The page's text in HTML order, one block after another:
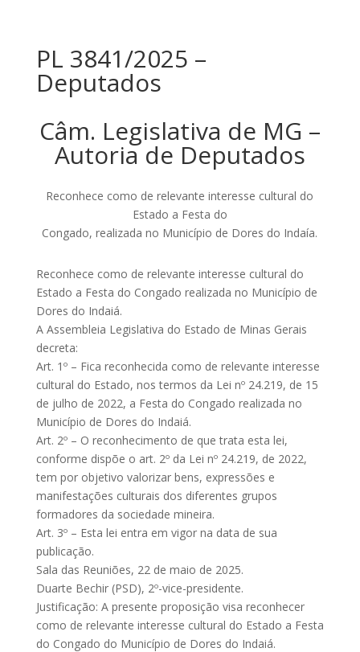
PL 3841/2025 –
Deputados
Câm. Legislativa de MG –
Autoria de Deputados
Reconhece como de relevante interesse cultural do
Estado a Festa do
Congado, realizada no Município de Dores do Indaía.
Reconhece como de relevante interesse cultural do
Estado a Festa do Congado realizada no Município de
Dores do Indaiá.
A Assembleia Legislativa do Estado de Minas Gerais
decreta:
Art. 1º – Fica reconhecida como de relevante interesse
cultural do Estado, nos termos da Lei nº 24.219, de 15
de julho de 2022, a Festa do Congado realizada no
Município de Dores do Indaiá.
Art. 2º – O reconhecimento de que trata esta lei,
conforme dispõe o art. 2º da Lei nº 24.219, de 2022,
tem por objetivo valorizar bens, expressões e
manifestações culturais dos diferentes grupos
formadores da sociedade mineira.
Art. 3º – Esta lei entra em vigor na data de sua
publicação.
Sala das Reuniões, 22 de maio de 2025.
Duarte Bechir (PSD), 2º-vice-presidente.
Justificação: A presente proposição visa reconhecer
como de relevante interesse cultural do Estado a Festa
do Congado do Município de Dores do Indaiá.